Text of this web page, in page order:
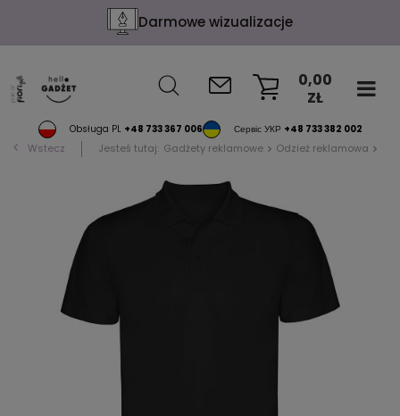
Darmowe wizualizacje
Obsługa PL +48 733 367 006 Сервіс УКР +48 733 382 002
0,00
ZŁ
Wstecz Jesteś tutaj: Gadżety reklamowe Odzież reklamowa